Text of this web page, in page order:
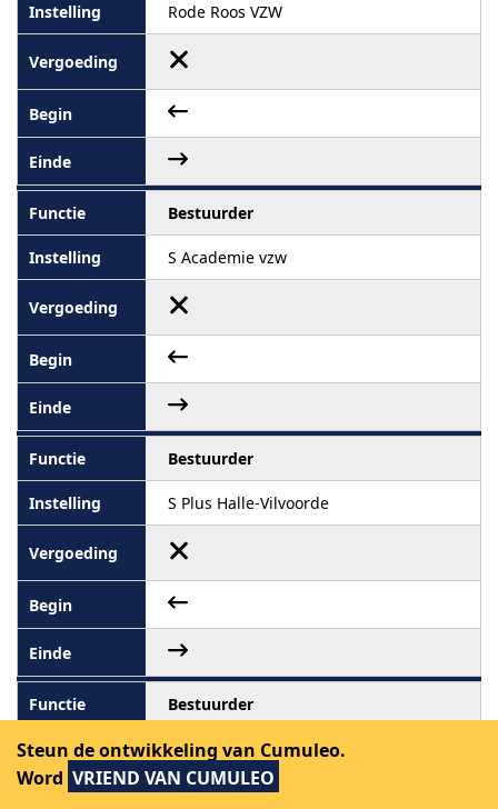
Rode Roos VZW
Bestuurder
S Academie vzw
Bestuurder
S Plus Halle-Vilvoorde
Bestuurder
Socialistische Eendracht en Solidariteit
van het arrondissement Halle-Vilvoorde
Steun de ontwikkeling van Cumuleo.
Word VRIEND VAN CUMULEO